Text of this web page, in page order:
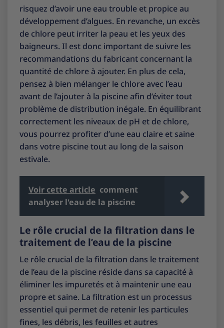
risquez d’avoir une eau trouble et propice au
développement d’algues. En revanche, un excès
de chlore peut irriter la peau et les yeux des
baigneurs. Il est donc important de suivre les
recommandations du fabricant concernant la
quantité de chlore à ajouter. En plus de cela,
pensez à bien mélanger le chlore avec l’eau
avant de l’ajouter à la piscine afin d’éviter tout
problème de distribution inégale. En équilibrant
correctement les niveaux de pH et de chlore,
vous pourrez profiter d’une eau claire et saine
dans votre piscine tout au long de la saison
estivale.
Voir cette article comment
analyser l'eau de la piscine
Le rôle crucial de la filtration dans le
traitement de l’eau de la piscine
Le rôle crucial de la filtration dans le traitement
de l’eau de la piscine réside dans sa capacité à
éliminer les impuretés et à maintenir une eau
propre et saine. La filtration est un processus
essentiel qui permet de retenir les particules
fines, les débris, les feuilles et autres